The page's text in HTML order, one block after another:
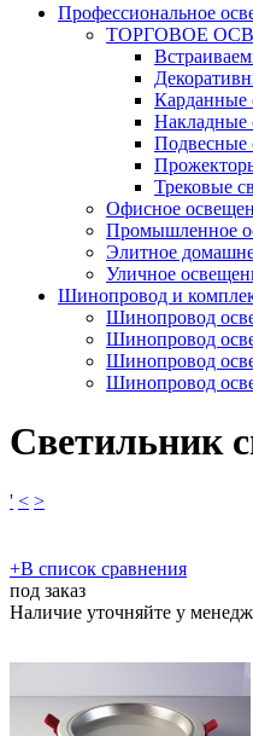
Профессиональное
ТОРГОВОЕ
Карданные
Накладные
Подвесные
Трековые
Офисное
Промышленное
Элитное
Уличное
Шинопровод и
Шинопровод
Шинопровод
Шинопровод
Шинопровод
Светильник
' < >
​+В список сравнения
под заказ
Наличие уточняйте у